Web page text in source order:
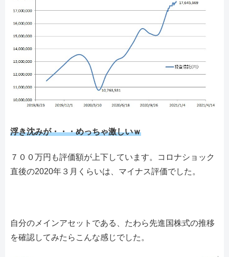
浮き沈みが・・・めっちゃ激しいｗ
７００万円も評価額が上下しています。コロナショック
直後の2020年３月くらいは、マイナス評価でした。
自分のメインアセットである、たわら先進国株式の推移
を確認してみたらこんな感じでした。